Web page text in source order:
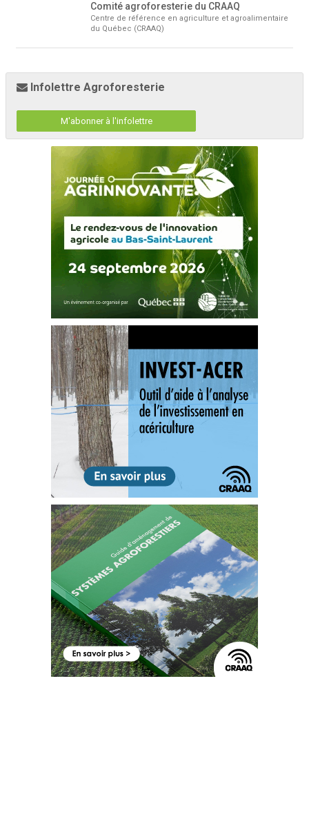
Comité agroforesterie du CRAAQ
Centre de référence en agriculture et agroalimentaire
du Québec (CRAAQ)
Infolettre Agroforesterie
M'abonner à l'infolettre